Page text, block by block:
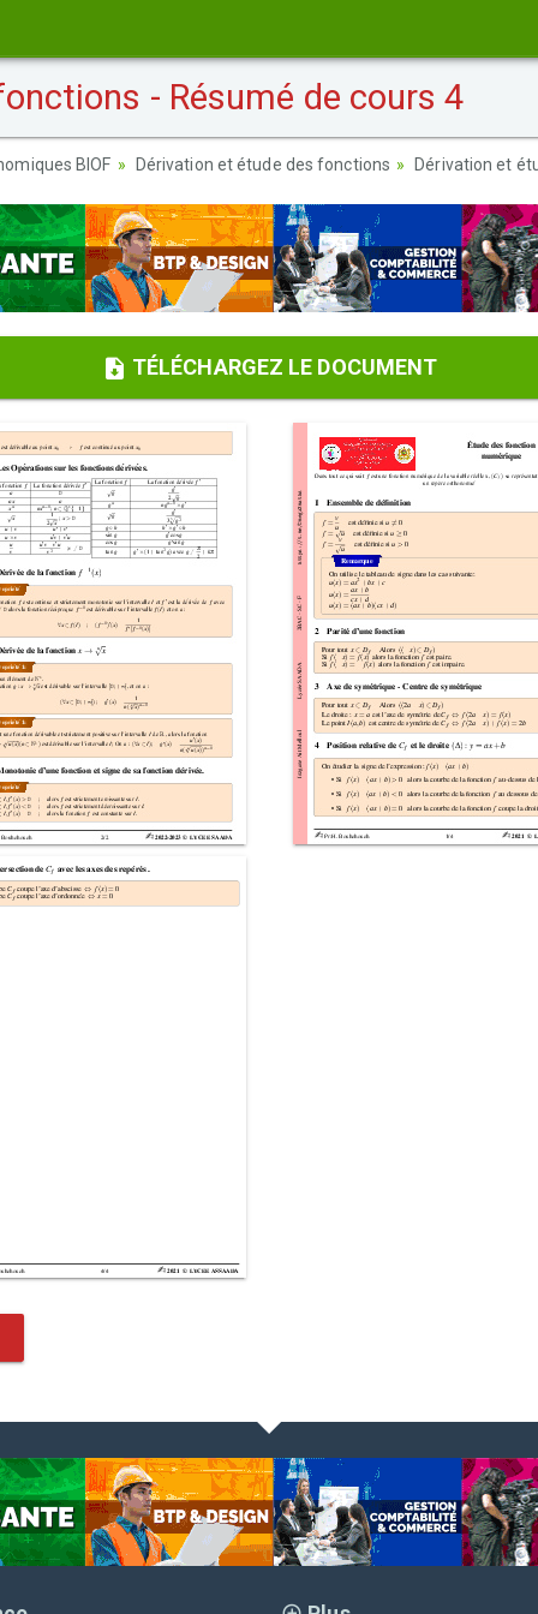
- Résumé de cours 4
BIOF Dérivation et étude des fonctions Dérivation et
TÉLÉCHARGEZ LE DOCUMENT